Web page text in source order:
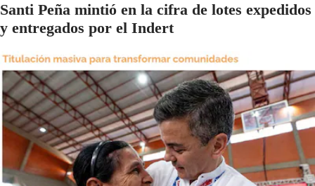
Santi Peña mintió en la cifra de lotes expedidos
y entregados por el Indert